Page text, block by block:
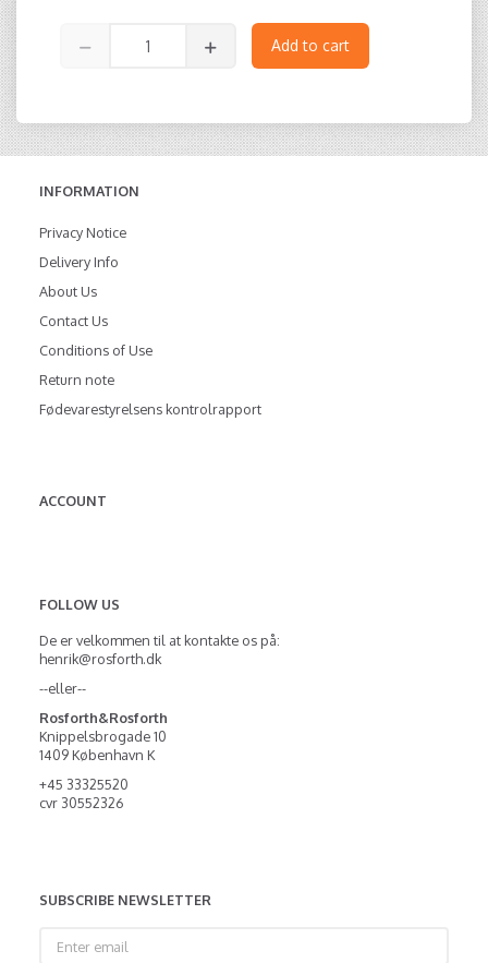
Add to cart
INFORMATION
Privacy Notice
Delivery Info
About Us
Contact Us
Conditions of Use
Return note
Fødevarestyrelsens kontrolrapport
ACCOUNT
FOLLOW US
De er velkommen til at kontakte os på:
henrik@rosforth.dk
--eller--
Rosforth&Rosforth
Knippelsbrogade 10
1409 København K
+45 33325520
cvr 30552326
SUBSCRIBE NEWSLETTER
email